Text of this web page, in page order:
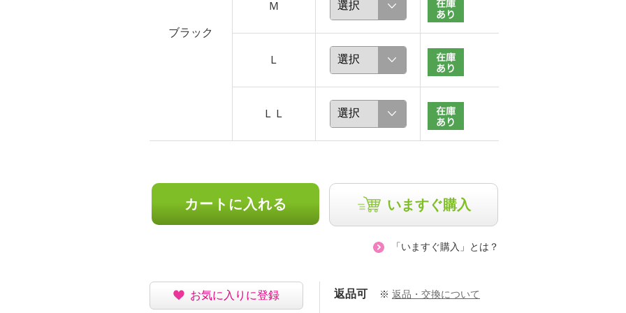
ブラック
Ｍ
Ｌ
ＬＬ
カートに入れる いますぐ購入
「いますぐ購入」とは？
お気に入りに登録 返品可 ※ 返品・交換について